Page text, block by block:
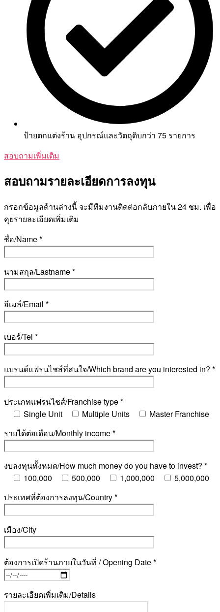
ป้ายตกแต่งร้าน อุปกรณ์และวัตถุดิบกว่า 75 รายการ
สอบถามเพิ่มเติม
สอบถามรายละเอียดการลงทุน
กรอกข้อมูลด้านล่างนี้ จะมีทีมงานติดต่อกลับภายใน 24 ชม. เพื่อ
คุยรายละเอียดเพิ่มเติม
ชื่อ/Name *
นามสกุล/Lastname *
อีเมล์/Email *
เบอร์/Tel *
แบรนด์แฟรนไชส์ที่สนใจ/Which brand are you interested in? *
ประเภทแฟรนไชส์/Franchise type *
Single Unit
Multiple Units
Master Franchise
รายได้ต่อเดือน/Monthly income *
งบลงทุนทั้งหมด/How much money do you have to invest? *
100,000
500,000 1,000,000
5,000,000
ประเทศที่ต้องการลงทุน/Country *
เมือง/City
ต้องการเปิดร้านภายในวันที่ / Opening Date *
รายละเอียดเพิ่มเติม/Details